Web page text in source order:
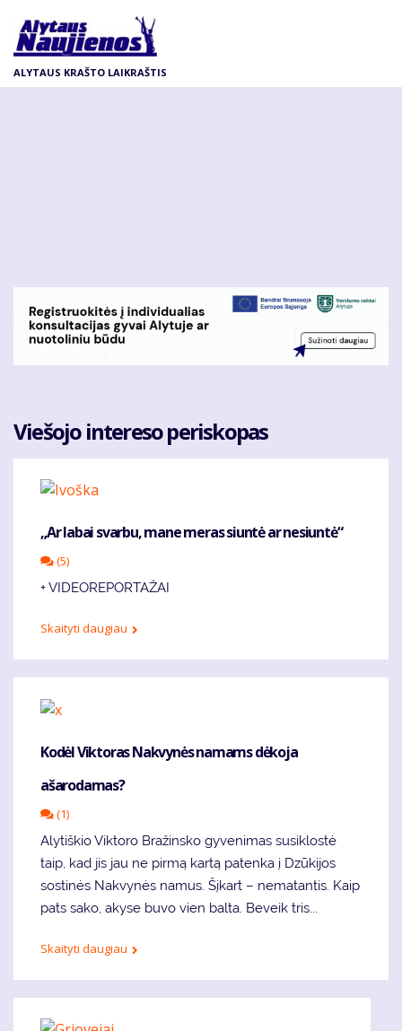
pagrindinį
turinį
ALYTAUS KRAŠTO LAIKRAŠTIS
Viešojo intereso periskopas
„Ar labai svarbu, mane meras siuntė ar nesiuntė“
(5)
+ VIDEOREPORTAŽAI
Skaityti daugiau
Kodėl Viktoras Nakvynės namams dėkoja
ašarodamas?
(1)
Alytiškio Viktoro Bražinsko gyvenimas susiklostė
taip, kad jis jau ne pirmą kartą patenka į Dzūkijos
sostinės Nakvynės namus. Šįkart – nematantis. Kaip
pats sako, akyse buvo vien balta. Beveik tris...
Skaityti daugiau